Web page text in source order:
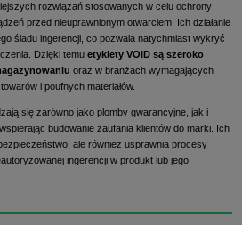
rozwiązań stosowanych w celu ochrony
przed nieuprawnionym otwarciem. Ich działanie
śladu ingerencji, co pozwala natychmiast wykryć
Dzięki temu etykiety VOID są szeroko
oraz w branżach wymagających
i poufnych materiałów.
się zarówno jako plomby gwarancyjne, jak i
budowanie zaufania klientów do marki. Ich
ale również usprawnia procesy
ingerencji w produkt lub jego